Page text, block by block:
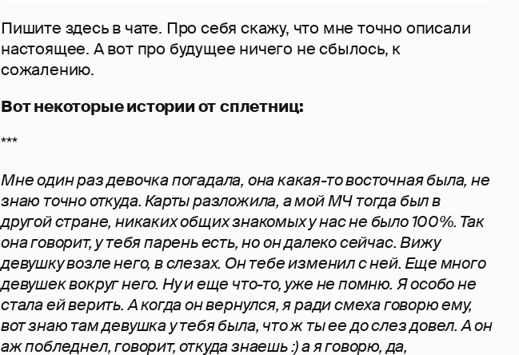
Пишите здесь в чате. Про себя скажу, что мне точно описали
настоящее. А вот про будущее ничего не сбылось, к
сожалению.
Вот некоторые истории отсплетниц:
***
Мне один раз девочка погадала, она какая-то восточная была, не
знаю точно откуда. Карты разложила, а мой МЧ тогда был в
другой стране, никаких общих знакомых у нас не было 100%. Так
она говорит, у тебя парень есть, но он далеко сейчас. Вижу
девушку возле него, в слезах. Он тебе изменил с ней. Еще много
девушек вокруг него. Ну и еще что-то, уже не помню. Я особо не
стала ей верить. А когда он вернулся, я ради смеха говорю ему,
вот знаю там девушка у тебя была, что ж ты ее до слез довел. А он
аж побледнел, говорит, откуда знаешь :) а я говорю, да,